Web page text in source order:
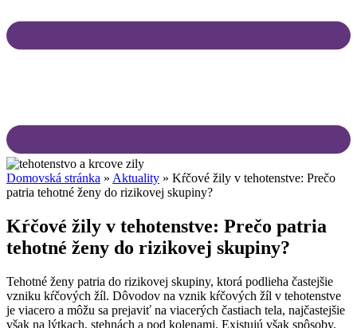
Domovská stránka » Aktuality » Kŕčové žily v tehotenstve: Prečo
patria tehotné ženy do rizikovej skupiny?
Kŕčové žily v tehotenstve: Prečo patria
tehotné ženy do rizikovej skupiny?
Tehotné ženy patria do rizikovej skupiny, ktorá podlieha častejšie
vzniku kŕčových žíl. Dôvodov na vznik kŕčových žíl v tehotenstve
je viacero a môžu sa prejaviť na viacerých častiach tela, najčastejšie
však na lýtkach, stehnách a pod kolenami. Existujú však spôsoby,